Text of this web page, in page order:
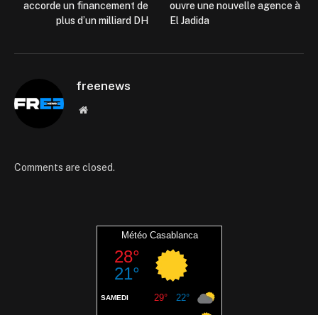
accorde un financement de
plus d’un milliard DH
ouvre une nouvelle agence à
El Jadida
freenews
Website
Comments are closed.